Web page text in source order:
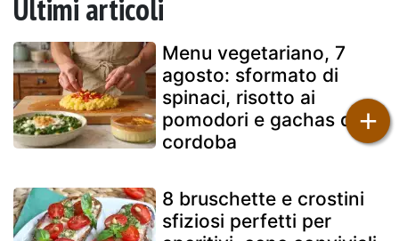
Ultimi articoli
Menu vegetariano, 7
agosto: sformato di
spinaci, risotto ai
pomodori e gachas di
cordoba
8 bruschette e crostini
sfiziosi perfetti per
+